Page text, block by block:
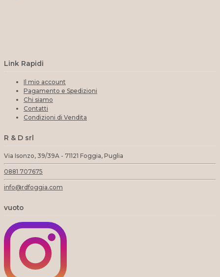
Link Rapidi
Il mio account
Pagamento e Spedizioni
Chi siamo
Contatti
Condizioni di Vendita
R & D srl
Via Isonzo, 39/39A - 71121 Foggia, Puglia
0881 707675
info@rdfoggia.com
vuoto